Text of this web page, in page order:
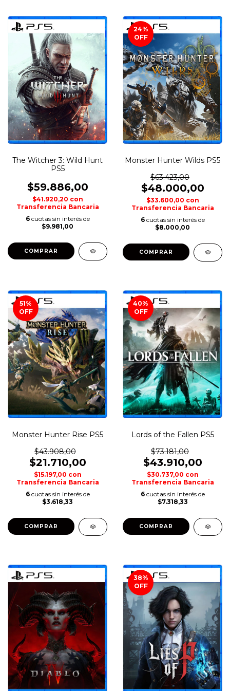
The Witcher 3: Wild Hunt
PS5
$59.886,00
$41.920,20 con
Transferencia Bancaria
6 cuotas sin interés de
$9.981,00
COMPRAR
24%
OFF
Monster Hunter Wilds PS5
$63.423,00
$48.000,00
$33.600,00 con
Transferencia Bancaria
6 cuotas sin interés de
$8.000,00
COMPRAR
51%
OFF
Monster Hunter Rise PS5
$43.908,00
$21.710,00
$15.197,00 con
Transferencia Bancaria
6 cuotas sin interés de
$3.618,33
COMPRAR
40%
OFF
Lords of the Fallen PS5
$73.181,00
$43.910,00
$30.737,00 con
Transferencia Bancaria
6 cuotas sin interés de
$7.318,33
COMPRAR
38%
OFF